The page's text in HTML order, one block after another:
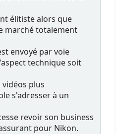
élitiste alors que
marché totalement
envoyé par voie
technique soit
plus
s'adresser à un
revoir son business
pour Nikon.